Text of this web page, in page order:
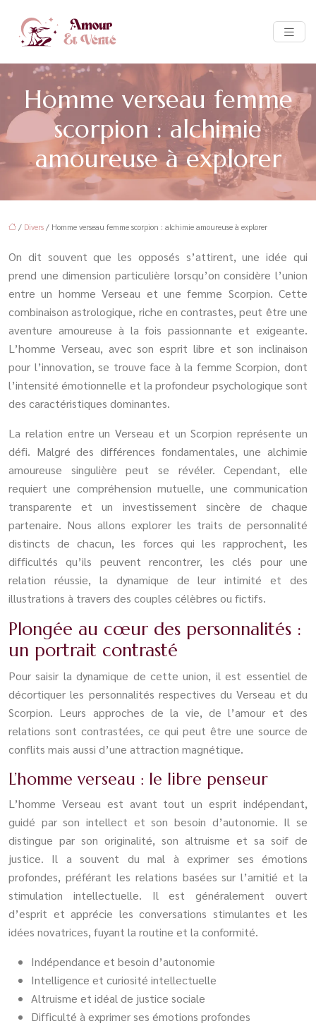
Homme verseau femme
scorpion : alchimie
amoureuse à explorer
/ Divers / Homme verseau femme scorpion : alchimie amoureuse à explorer
On dit souvent que les opposés s’attirent, une idée qui
prend une dimension particulière lorsqu’on considère l’union
entre un homme Verseau et une femme Scorpion. Cette
combinaison astrologique, riche en contrastes, peut être une
aventure amoureuse à la fois passionnante et exigeante.
L’homme Verseau, avec son esprit libre et son inclinaison
pour l’innovation, se trouve face à la femme Scorpion, dont
l’intensité émotionnelle et la profondeur psychologique sont
des caractéristiques dominantes.
La relation entre un Verseau et un Scorpion représente un
défi. Malgré des différences fondamentales, une alchimie
amoureuse singulière peut se révéler. Cependant, elle
requiert une compréhension mutuelle, une communication
transparente et un investissement sincère de chaque
partenaire. Nous allons explorer les traits de personnalité
distincts de chacun, les forces qui les rapprochent, les
difficultés qu’ils peuvent rencontrer, les clés pour une
relation réussie, la dynamique de leur intimité et des
illustrations à travers des couples célèbres ou fictifs.
Plongée au cœur des personnalités :
un portrait contrasté
Pour saisir la dynamique de cette union, il est essentiel de
décortiquer les personnalités respectives du Verseau et du
Scorpion. Leurs approches de la vie, de l’amour et des
relations sont contrastées, ce qui peut être une source de
conflits mais aussi d’une attraction magnétique.
L’homme verseau : le libre penseur
L’homme Verseau est avant tout un esprit indépendant,
guidé par son intellect et son besoin d’autonomie. Il se
distingue par son originalité, son altruisme et sa soif de
justice. Il a souvent du mal à exprimer ses émotions
profondes, préférant les relations basées sur l’amitié et la
stimulation intellectuelle. Il est généralement ouvert
d’esprit et apprécie les conversations stimulantes et les
idées novatrices, fuyant la routine et la conformité.
Indépendance et besoin d’autonomie
Intelligence et curiosité intellectuelle
Altruisme et idéal de justice sociale
Difficulté à exprimer ses émotions profondes